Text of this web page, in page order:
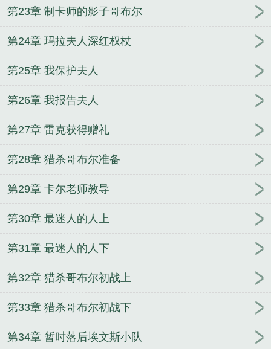
第23章 制卡师的影子哥布尔
第24章 玛拉夫人深红权杖
第25章 我保护夫人
第26章 我报告夫人
第27章 雷克获得赠礼
第28章 猎杀哥布尔准备
第29章 卡尔老师教导
第30章 最迷人的人上
第31章 最迷人的人下
第32章 猎杀哥布尔初战上
第33章 猎杀哥布尔初战下
第34章 暂时落后埃文斯小队